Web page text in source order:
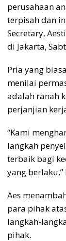
perusahaan
terpisah dan
Secretary,
di Jakarta,
Pria yang
menilai
adalah ranah
perjanjian
“Kami
langkah
terbaik bagi
yang
Aes
para pihak
langkah-
pihak.